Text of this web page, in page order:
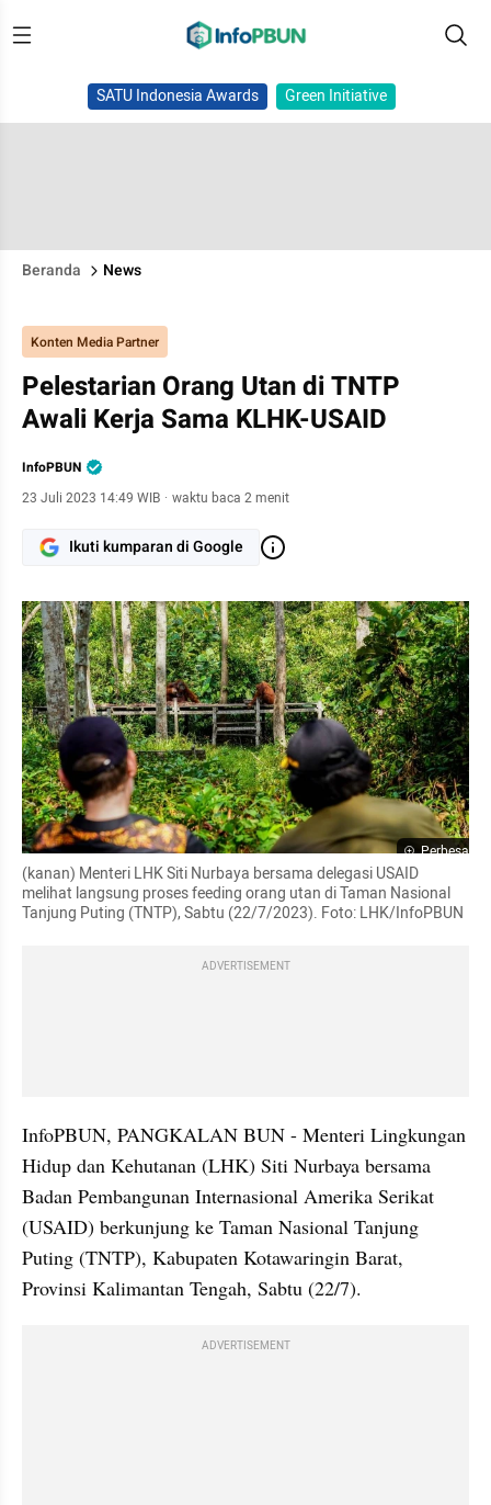
SATU Indonesia Awards Green Initiative
Beranda News
Konten Media Partner
Pelestarian Orang Utan di TNTP
Awali Kerja Sama KLHK-USAID
InfoPBUN
23 Juli 2023 14:49 WIB · waktu baca 2 menit
Ikuti kumparan di Google
Perbesar
(kanan) Menteri LHK Siti Nurbaya bersama delegasi USAID
melihat langsung proses feeding orang utan di Taman Nasional
Tanjung Puting (TNTP), Sabtu (22/7/2023). Foto: LHK/InfoPBUN
ADVERTISEMENT
InfoPBUN, PANGKALAN BUN - Menteri Lingkungan
Hidup dan Kehutanan (LHK) Siti Nurbaya bersama
Badan Pembangunan Internasional Amerika Serikat
(USAID) berkunjung ke Taman Nasional Tanjung
Puting (TNTP), Kabupaten Kotawaringin Barat,
Provinsi Kalimantan Tengah, Sabtu (22/7).
ADVERTISEMENT